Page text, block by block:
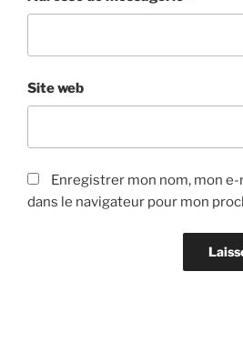
Site web
Enregistrer mon nom, mon
dans le navigateur pour mon